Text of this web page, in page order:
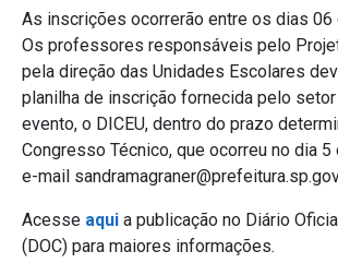
As inscrições ocorrerão entre os dias 06
Os professores responsáveis pelo
pela direção das Unidades Escolares
planilha de inscrição fornecida pelo
evento, o DICEU, dentro do prazo
Congresso Técnico, que ocorreu no dia 5
e-mail
Acesse aqui a publicação no Diário
(DOC) para maiores informações.